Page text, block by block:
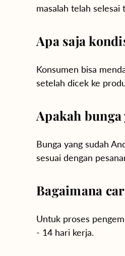
masalah telah
Apa saja
Konsumen bisa
setelah dicek ke
Apakah
Bunga yang sudah
sesuai dengan
Bagaimana
Untuk proses
- 14 hari kerja.